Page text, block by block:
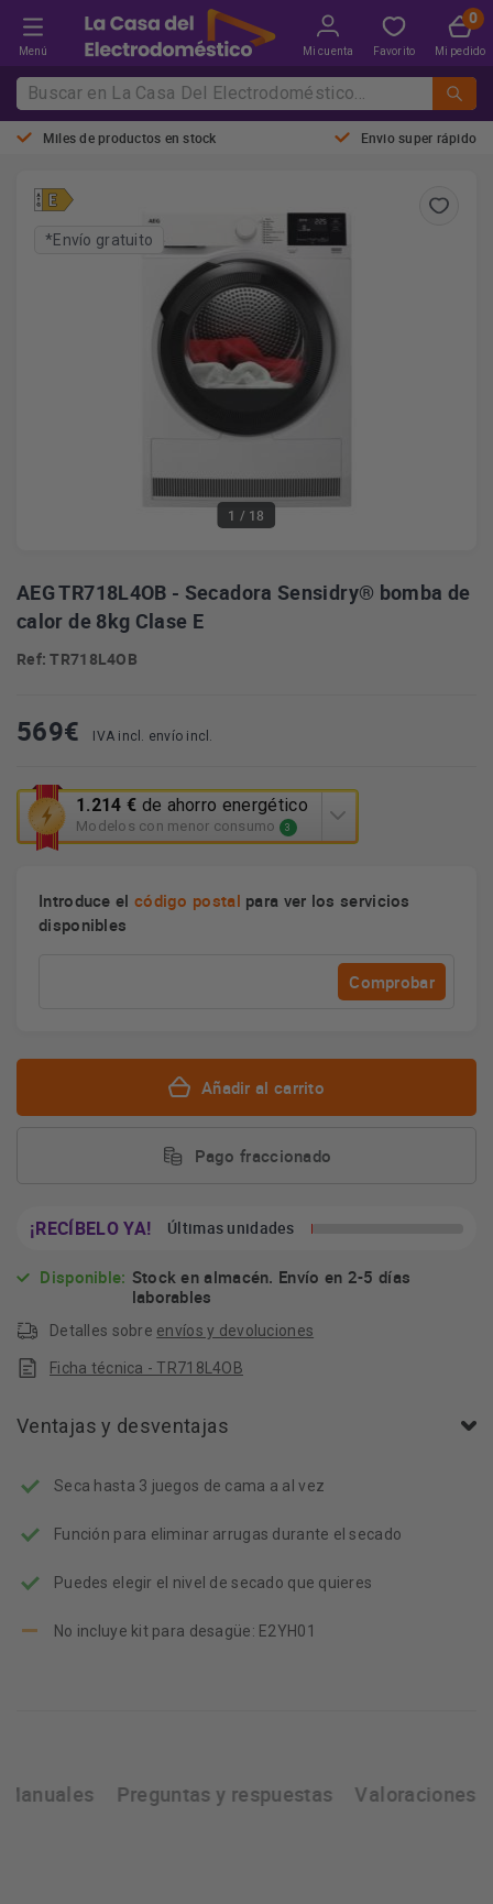
Menú Mi cuenta Favorito Mi pedido
Miles de productos en stock Envio super rápido
1 / 18
*Envío gratuito
AEG TR718L4OB - Secadora Sensidry® bomba de
calor de 8kg Clase E
Ref: TR718L4OB
569€ IVA incl. envío incl.
1.214 € de ahorro energético
Modelos con menor consumo 3
Esta
acción
abrirá
ahorro
Introduce el código postal para ver los servicios
disponibles
Comprobar
Añadir al carrito
Pago fraccionado
¡RECÍBELO YA! Últimas unidades
Disponible: Stock en almacén. Envío en 2-5 días
laborables
Detalles sobre envíos y devoluciones
Ficha técnica - TR718L4OB
Ventajas y desventajas
Seca hasta 3 juegos de cama a al vez
Función para eliminar arrugas durante el secado
Puedes elegir el nivel de secado que quieres
No incluye kit para desagüe: E2YH01
Manuales Preguntas y respuestas Valoraciones